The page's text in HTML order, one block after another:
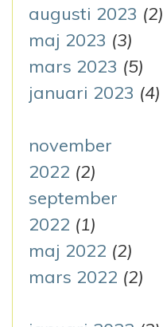
augusti 2023 (2)
maj 2023 (3)
mars 2023 (5)
januari 2023 (4)
november
2022 (2)
september
2022 (1)
maj 2022 (2)
mars 2022 (2)